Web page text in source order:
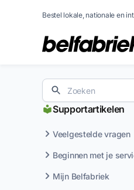
Bestel lokale, nationale en
Supportartikelen
Veelgestelde vragen
Beginnen met je
Mijn Belfabriek